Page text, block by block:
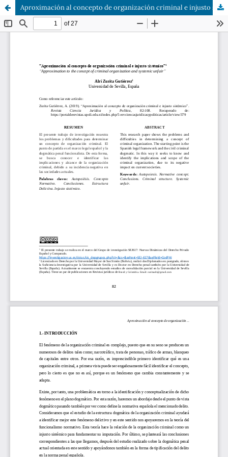
Aproximación al concepto de organización criminal e injusto sistémico